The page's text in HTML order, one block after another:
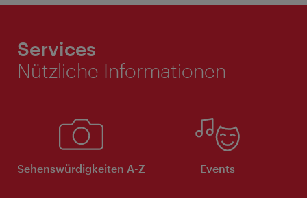
Services
Nützliche Informationen
Sehenswürdigkeiten A-Z Events